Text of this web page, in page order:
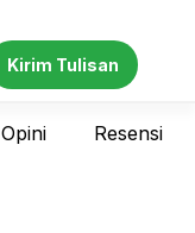
Kirim Tulisan
Opini Resensi